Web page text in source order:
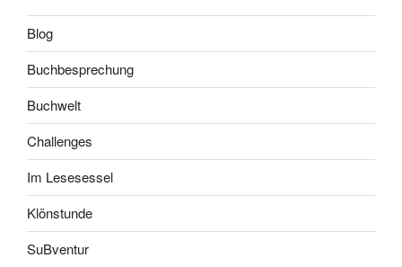
Blog
Buchbesprechung
Buchwelt
Challenges
Im Lesesessel
Klönstunde
SuBventur